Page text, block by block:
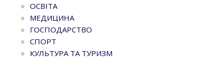
ОСВІТА
МЕДИЦИНА
ГОСПОДАРСТВО
СПОРТ
КУЛЬТУРА ТА ТУРИЗМ